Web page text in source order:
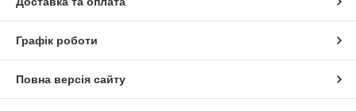
Графік роботи
Повна версія сайту